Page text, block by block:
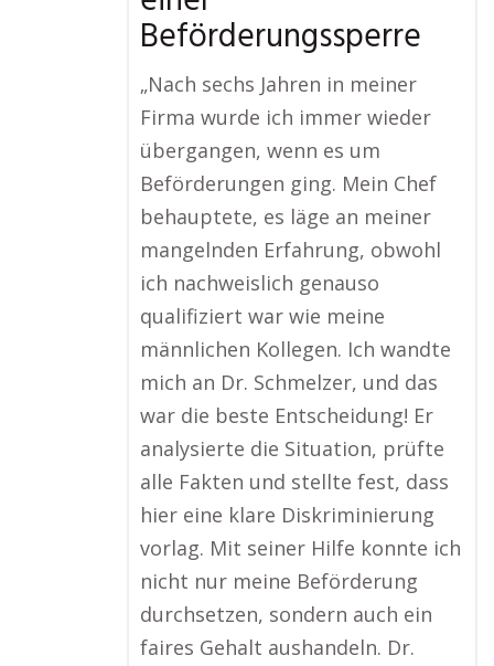
Beförderungssperre
„Nach sechs Jahren in meiner
Firma wurde ich immer wieder
übergangen, wenn es um
Beförderungen ging. Mein Chef
behauptete, es läge an meiner
mangelnden Erfahrung, obwohl
ich nachweislich genauso
qualifiziert war wie meine
männlichen Kollegen. Ich wandte
mich an Dr. Schmelzer, und das
war die beste Entscheidung! Er
analysierte die Situation, prüfte
alle Fakten und stellte fest, dass
hier eine klare Diskriminierung
vorlag. Mit seiner Hilfe konnte ich
nicht nur meine Beförderung
durchsetzen, sondern auch ein
faires Gehalt aushandeln. Dr.